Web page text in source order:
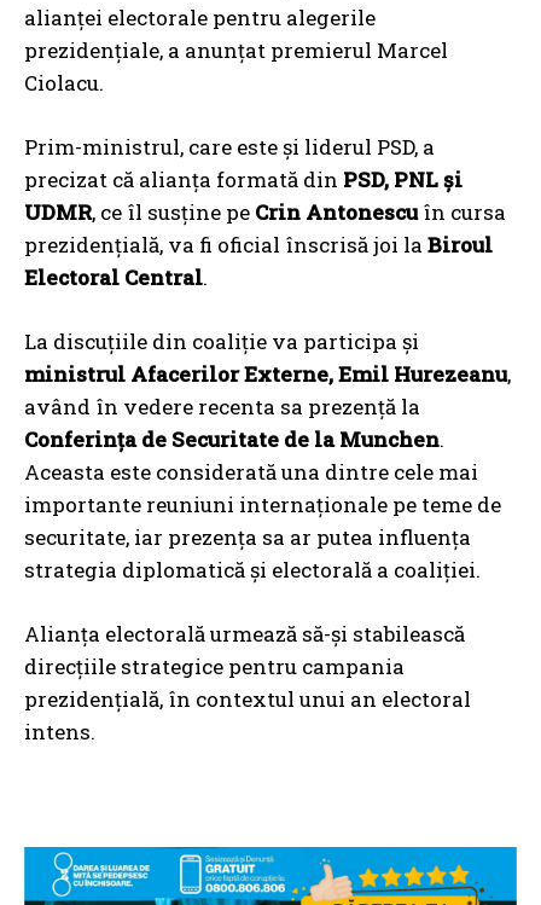
alianței electorale pentru alegerile
prezidențiale, a anunțat premierul Marcel
Ciolacu.
Prim-ministrul, care este și liderul PSD, a
precizat că alianța formată din PSD, PNL și
UDMR, ce îl susține pe Crin Antonescuîn cursa
prezidențială, va fi oficial înscrisă joi la Biroul
Electoral Central.
La discuțiile din coaliție va participa și
ministrul Afacerilor Externe, Emil Hurezeanu,
având în vedere recenta sa prezență la
Conferința de Securitate de la Munchen.
Aceasta este considerată una dintre cele mai
importante reuniuni internaționale pe teme de
securitate, iar prezența sa ar putea influența
strategia diplomatică și electorală a coaliției.
Alianța electorală urmează să-și stabilească
direcțiile strategice pentru campania
prezidențială, în contextul unui an electoral
intens.